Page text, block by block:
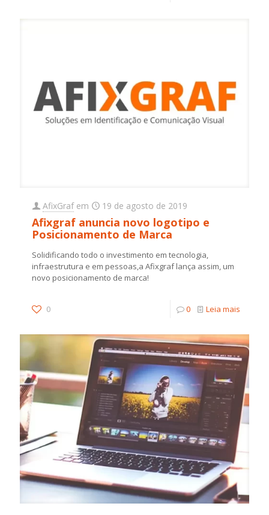
AfixGraf em 19 de agosto de 2019
Afixgraf anuncia novo logotipo e
Posicionamento de Marca
Solidificando todo o investimento em tecnologia,
infraestrutura e em pessoas,a Afixgraf lança assim, um
novo posicionamento de marca!
0 0 Leia mais